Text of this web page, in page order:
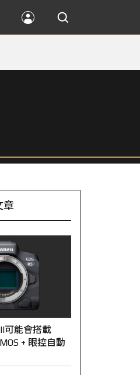
章
可能會搭載
+ 眼控自動